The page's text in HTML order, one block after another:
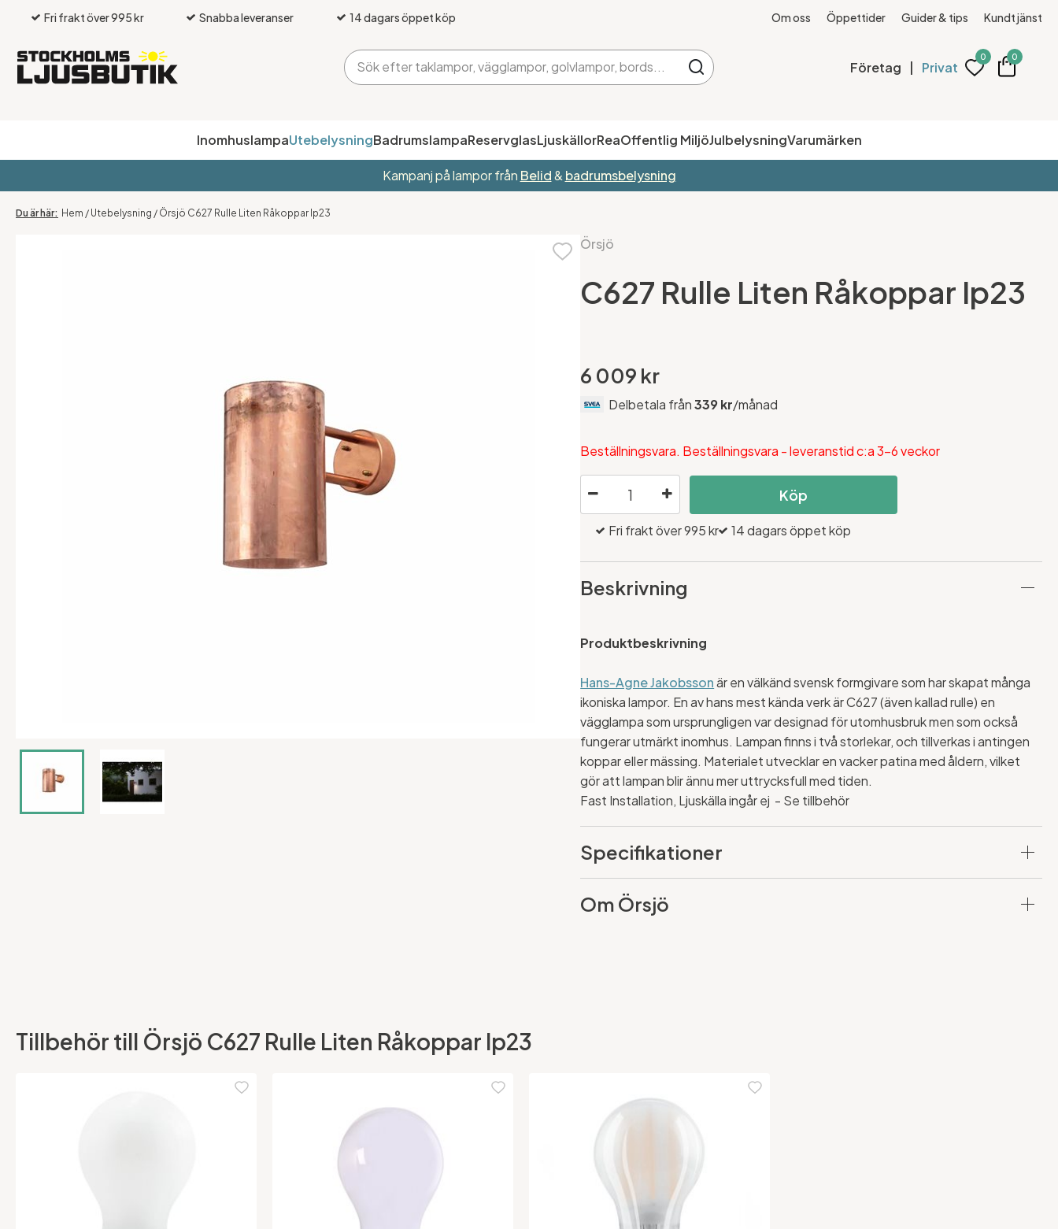
Fri frakt över 995 kr Snabba leveranser 14 dagars öppet köp Om oss Öppettider Guider & tips Kundtjänst
Företag | Privat
0 0
InomhuslampaUtebelysningBadrumslampaReservglasLjuskällorReaOffentlig MiljöJulbelysningVarumärken
Kampanj på lampor från Belid& badrumsbelysning
Hem / Utebelysning / Örsjö C627 Rulle Liten Råkoppar Ip23
Örsjö
C627 Rulle Liten Råkoppar Ip23
6 009 kr
Delbetala från339 kr/månad
Beställningsvara. Beställningsvara - leveranstid c:a 3-6 veckor
Köp
Fri frakt över 995 kr 14 dagars öppet köp
Beskrivning
Produktbeskrivning
Hans-Agne Jakobssonär en välkänd svensk formgivare som har skapat många
ikoniska lampor. En av hans mest kända verk är C627 (även kallad rulle) en
vägglampa som ursprungligen var designad för utomhusbruk men som också
fungerar utmärkt inomhus. Lampan finns i två storlekar, och tillverkas i antingen
koppar eller mässing. Materialet utvecklar en vacker patina med åldern, vilket
gör att lampan blir ännu mer uttrycksfull med tiden.
Fast Installation, Ljuskälla ingår ej - Se tillbehör
Specifikationer
Om Örsjö
Tillbehör till Örsjö C627 Rulle Liten Råkoppar Ip23